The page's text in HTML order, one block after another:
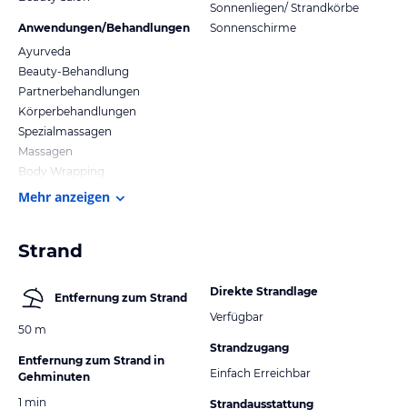
Anwendungen/Behandlungen
Ayurveda
Beauty-Behandlung
Partnerbehandlungen
Körperbehandlungen
Spezialmassagen
Massagen
Body Wrapping
Sonnenliegen/ Strandkörbe
Sonnenschirme
Mehr anzeigen
Strand
Entfernung zum Strand
50 m
Entfernung zum Strand in
Gehminuten
1 min
Direkte Strandlage
Verfügbar
Strandzugang
Einfach Erreichbar
Strandausstattung